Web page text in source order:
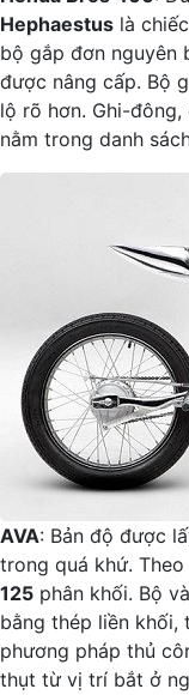
Hephaestus là
bộ gắp đơn nguyên
được nâng cấp. Bộ
lộ rõ hơn. Ghi-
nằm trong danh
AVA: Bản độ được
trong quá khứ.
125 phân khối. Bộ
bằng thép liền khối,
phương pháp thủ
thụt từ vị trí bắt ở